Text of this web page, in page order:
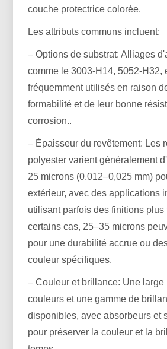
couche protectrice colorée.
Les attributs communs incluent:
– Options de substrat: Alliages
comme le 3003-H14, 5052-H32,
fréquemment utilisés en raison
formabilité et de leur bonne
corrosion..
– Épaisseur du revêtement: Les
polyester varient généralement
25 microns (0.012–0,025 mm)
extérieur, avec des applications
utilisant parfois des finitions plus
certains cas, 25–35 microns
pour une durabilité accrue ou
couleur spécifiques.
– Couleur et brillance: Une large
couleurs et une gamme de
disponibles, avec absorbeurs et
pour préserver la couleur et la